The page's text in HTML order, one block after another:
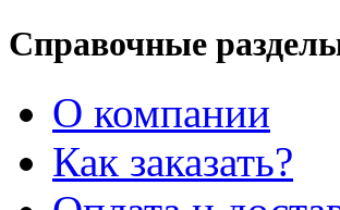
Справочные
О компании
Как заказать?